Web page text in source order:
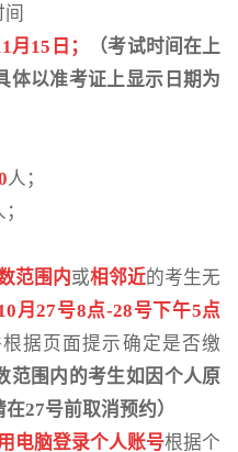
月 15 日； （考试时间在上
体以准考证 上显示 日期为
人；
范围内或相邻近的考生无
月27号8点-28号下午5点
据页面提示确定是否缴
范围内的考生如因个人原
在27号前取消预约）
电脑登录个人账号根据个